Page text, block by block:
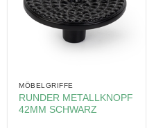
MÖBELGRIFFE
RUNDER METALLKNOPF
42MM SCHWARZ